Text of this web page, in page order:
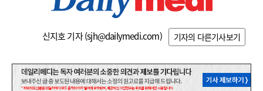
신지호 기자 (sjh@dailymedi.com) 기자의 다른기사보기